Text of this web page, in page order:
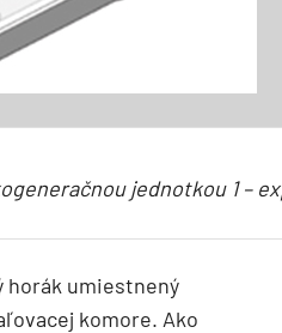
jednotkou 1 –
horák umiestnený
komore. Ako